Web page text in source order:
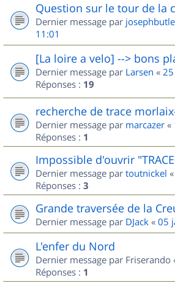
Question sur le tour de la
Dernier message par
11:01
[La loire a velo] --> bons
Dernier message par Larsen «
Réponses : 19
recherche de trace
Dernier message par marcazer «
Réponses : 1
Impossible d'ouvrir
Dernier message par toutnickel «
Réponses : 3
Grande traversée de la
Dernier message par DJack « 05
L'enfer du Nord
Dernier message par Friserando
Réponses : 1